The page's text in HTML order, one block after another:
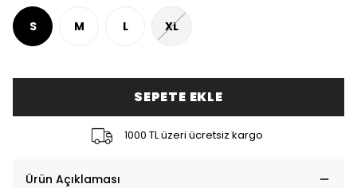
S M L XL
SEPETE EKLE
1000 TL üzeri ücretsiz kargo
Ürün Açıklaması